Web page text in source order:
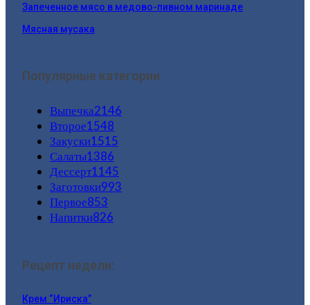
Запеченное мясо в медово-пивном маринаде
Мясная мусака
Популярные категории
Выпечка2146
Второе1548
Закуски1515
Салаты1386
Дессерт1145
Заготовки993
Первое853
Напитки826
Рецепт недели:
Крем “Ириска”